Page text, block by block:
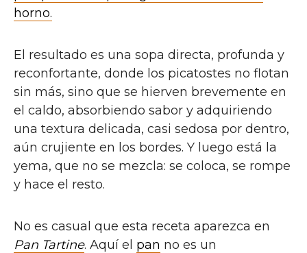
horno.
El resultado es una sopa directa, profunda y
reconfortante, donde los picatostes no flotan
sin más, sino que se hierven brevemente en
el caldo, absorbiendo sabor y adquiriendo
una textura delicada, casi sedosa por dentro,
aún crujiente en los bordes. Y luego está la
yema, que no se mezcla: se coloca, se rompe
y hace el resto.
No es casual que esta receta aparezca en
Pan Tartine. Aquí el pan no es un